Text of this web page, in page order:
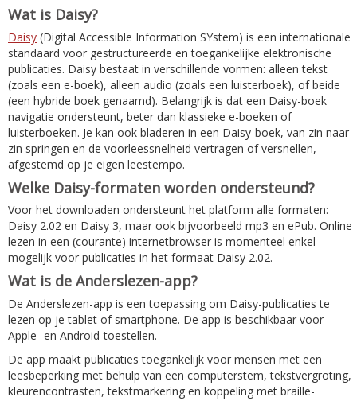
Wat is Daisy?
Daisy (Digital Accessible Information SYstem) is een internationale
standaard voor gestructureerde en toegankelijke elektronische
publicaties. Daisy bestaat in verschillende vormen: alleen tekst
(zoals een e-boek), alleen audio (zoals een luisterboek), of beide
(een hybride boek genaamd). Belangrijk is dat een Daisy-boek
navigatie ondersteunt, beter dan klassieke e-boeken of
luisterboeken. Je kan ook bladeren in een Daisy-boek, van zin naar
zin springen en de voorleessnelheid vertragen of versnellen,
afgestemd op je eigen leestempo.
Welke Daisy-formaten worden ondersteund?
Voor het downloaden ondersteunt het platform alle formaten:
Daisy 2.02 en Daisy 3, maar ook bijvoorbeeld mp3 en ePub. Online
lezen in een (courante) internetbrowser is momenteel enkel
mogelijk voor publicaties in het formaat Daisy 2.02.
Wat is de Anderslezen-app?
De Anderslezen-app is een toepassing om Daisy-publicaties te
lezen op je tablet of smartphone. De app is beschikbaar voor
Apple- en Android-toestellen.
De app maakt publicaties toegankelijk voor mensen met een
leesbeperking met behulp van een computerstem, tekstvergroting,
kleurencontrasten, tekstmarkering en koppeling met braille-